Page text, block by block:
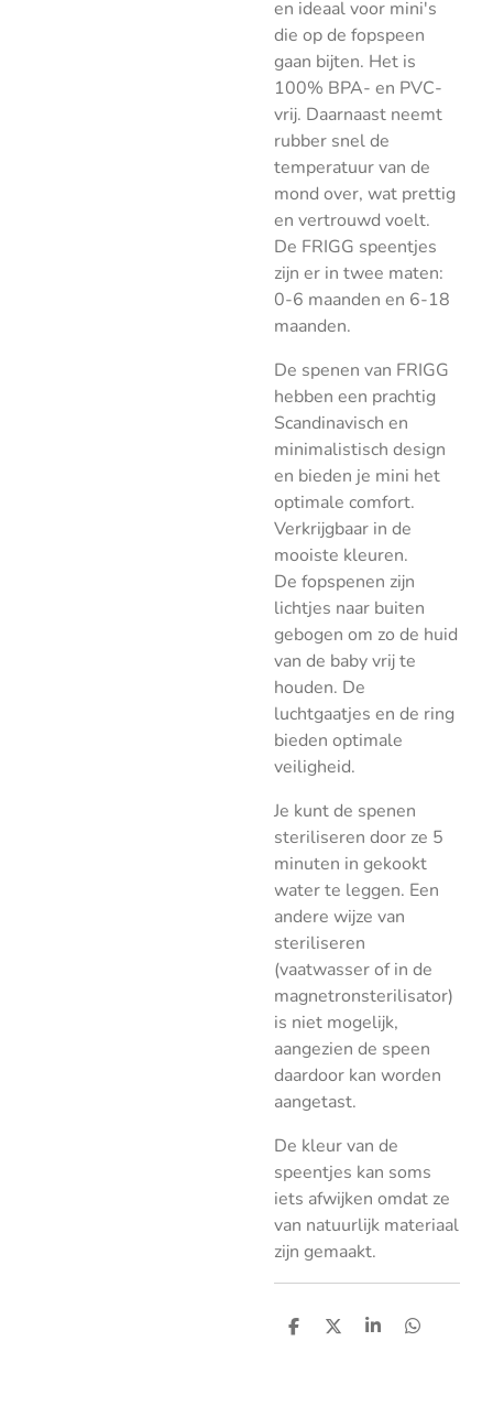
en ideaal voor mini's
die op de fopspeen
gaan bijten. Het is
100% BPA- en PVC-
vrij. Daarnaast neemt
rubber snel de
temperatuur van de
mond over, wat prettig
en vertrouwd voelt.
De FRIGG speentjes
zijn er in twee maten:
0-6 maanden en 6-18
maanden.
De spenen van FRIGG
hebben een prachtig
Scandinavisch en
minimalistisch design
en bieden je mini het
optimale comfort.
Verkrijgbaar in de
mooiste kleuren.
De fopspenen zijn
lichtjes naar buiten
gebogen om zo de huid
van de baby vrij te
houden. De
luchtgaatjes en de ring
bieden optimale
veiligheid.
Je kunt de spenen
steriliseren door ze 5
minuten in gekookt
water te leggen. Een
andere wijze van
steriliseren
(vaatwasser of in de
magnetronsterilisator)
is niet mogelijk,
aangezien de speen
daardoor kan worden
aangetast.
De kleur van de
speentjes kan soms
iets afwijken omdat ze
van natuurlijk materiaal
zijn gemaakt.
D
D
S
D